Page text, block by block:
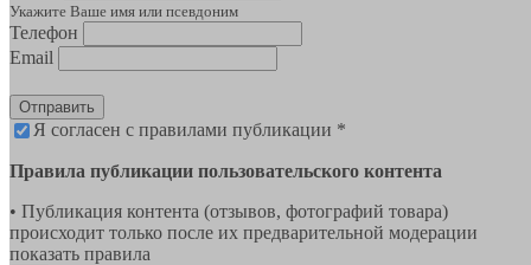
Укажите Ваше имя или псевдоним
Телефон
Email
Отправить
Я согласен с правилами публикации *
Правила публикации пользовательского контента
• Публикация контента (отзывов, фотографий товара)
происходит только после их предварительной модерации
показать правила